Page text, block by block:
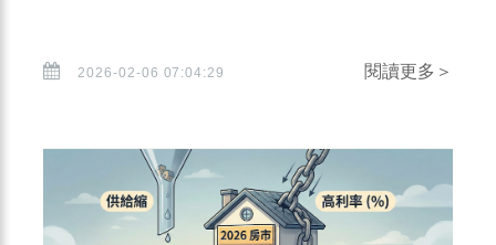
2026-02-06 07:04:29 閱讀更多＞